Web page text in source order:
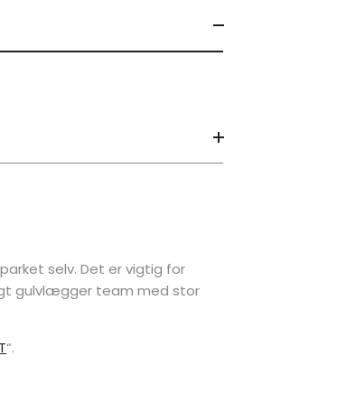
selv. Det er vigtig for
gulvlægger team med stor
“.